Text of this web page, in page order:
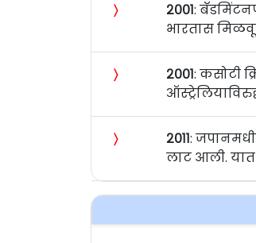
〉 २००१:
भारतास
〉 २००१: कसोटी
〉 २०११:
लाट आली.